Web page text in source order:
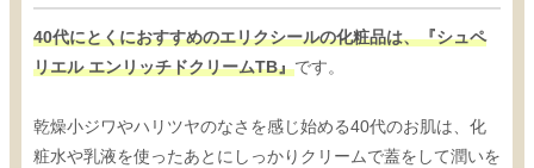
40代にとくにおすすめのエリクシールの化粧品は、『シュペ
リエル エンリッチドクリームTB』です。
乾燥小ジワやハリツヤのなさを感じ始める40代のお肌は、化
粧水や乳液を使ったあとにしっかりクリームで蓋をして潤いを